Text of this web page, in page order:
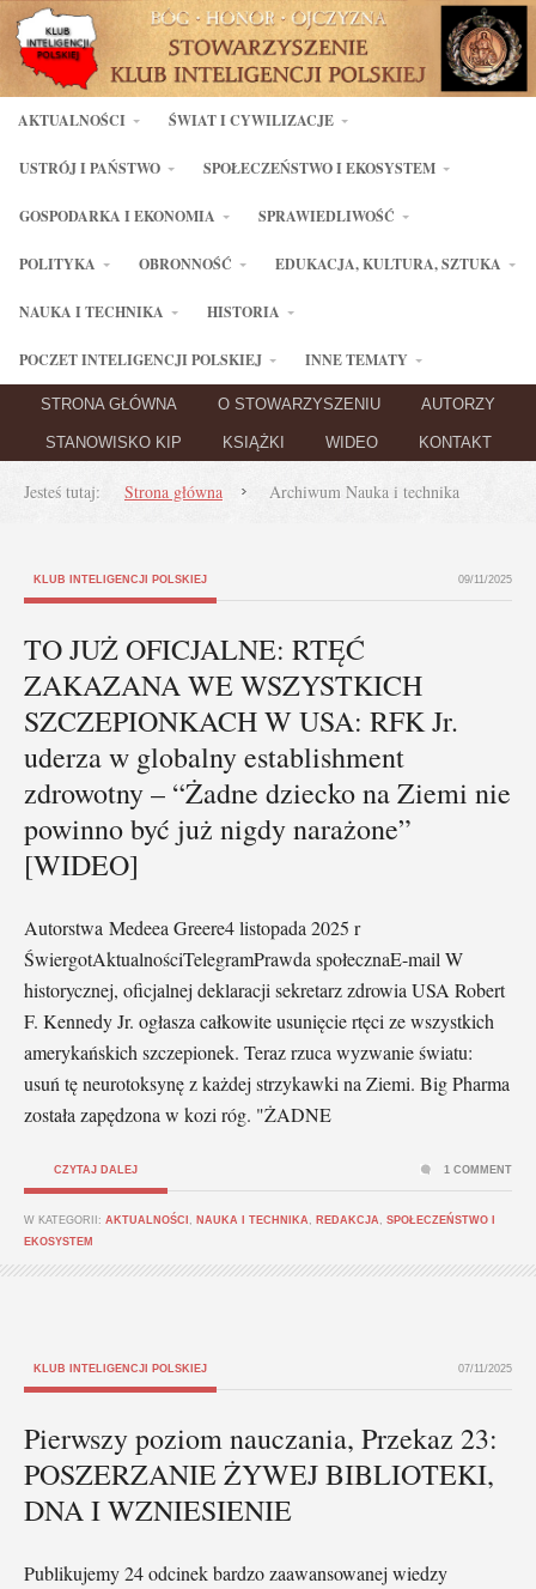
AKTUALNOŚCI ŚWIAT I CYWILIZACJE
USTRÓJ I PAŃSTWO SPOŁECZEŃSTWO I EKOSYSTEM
GOSPODARKA I EKONOMIA SPRAWIEDLIWOŚĆ
POLITYKA OBRONNOŚĆ EDUKACJA, KULTURA, SZTUKA
NAUKA I TECHNIKA HISTORIA
POCZET INTELIGENCJI POLSKIEJ INNE TEMATY
STRONA GŁÓWNA O STOWARZYSZENIU AUTORZY
STANOWISKO KIP KSIĄŻKI WIDEO KONTAKT
Jesteś tutaj: Strona główna Archiwum Nauka i technika
KLUB INTELIGENCJI POLSKIEJ 09/11/2025
TO JUŻ OFICJALNE: RTĘĆ
ZAKAZANA WE WSZYSTKICH
SZCZEPIONKACH W USA: RFK Jr.
uderza w globalny establishment
zdrowotny – “Żadne dziecko na Ziemi nie
powinno być już nigdy narażone”
[WIDEO]
Autorstwa Medeea Greere4 listopada 2025 r
ŚwiergotAktualnościTelegramPrawda społecznaE-mail W
historycznej, oficjalnej deklaracji sekretarz zdrowia USA Robert
F. Kennedy Jr. ogłasza całkowite usunięcie rtęci ze wszystkich
amerykańskich szczepionek. Teraz rzuca wyzwanie światu:
usuń tę neurotoksynę z każdej strzykawki na Ziemi. Big Pharma
została zapędzona w kozi róg. "ŻADNE
CZYTAJ DALEJ
W KATEGORII: AKTUALNOŚCI NAUKA I TECHNIKA REDAKCJA
SPOŁECZEŃSTWO I
EKOSYSTEM
1 COMMENT
KLUB INTELIGENCJI POLSKIEJ 07/11/2025
Pierwszy poziom nauczania, Przekaz 23:
POSZERZANIE ŻYWEJ BIBLIOTEKI,
DNA I WZNIESIENIE
Publikujemy 24 odcinek bardzo zaawansowanej wiedzy